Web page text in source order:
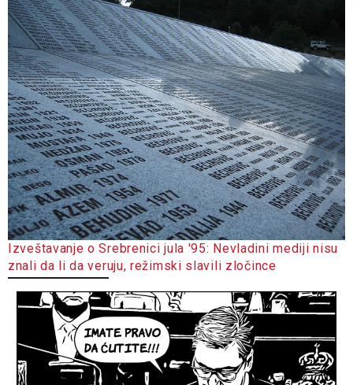
Izveštavanje o Srebrenici jula '95: Nevladini mediji nisu
znali da li da veruju, režimski slavili zločince